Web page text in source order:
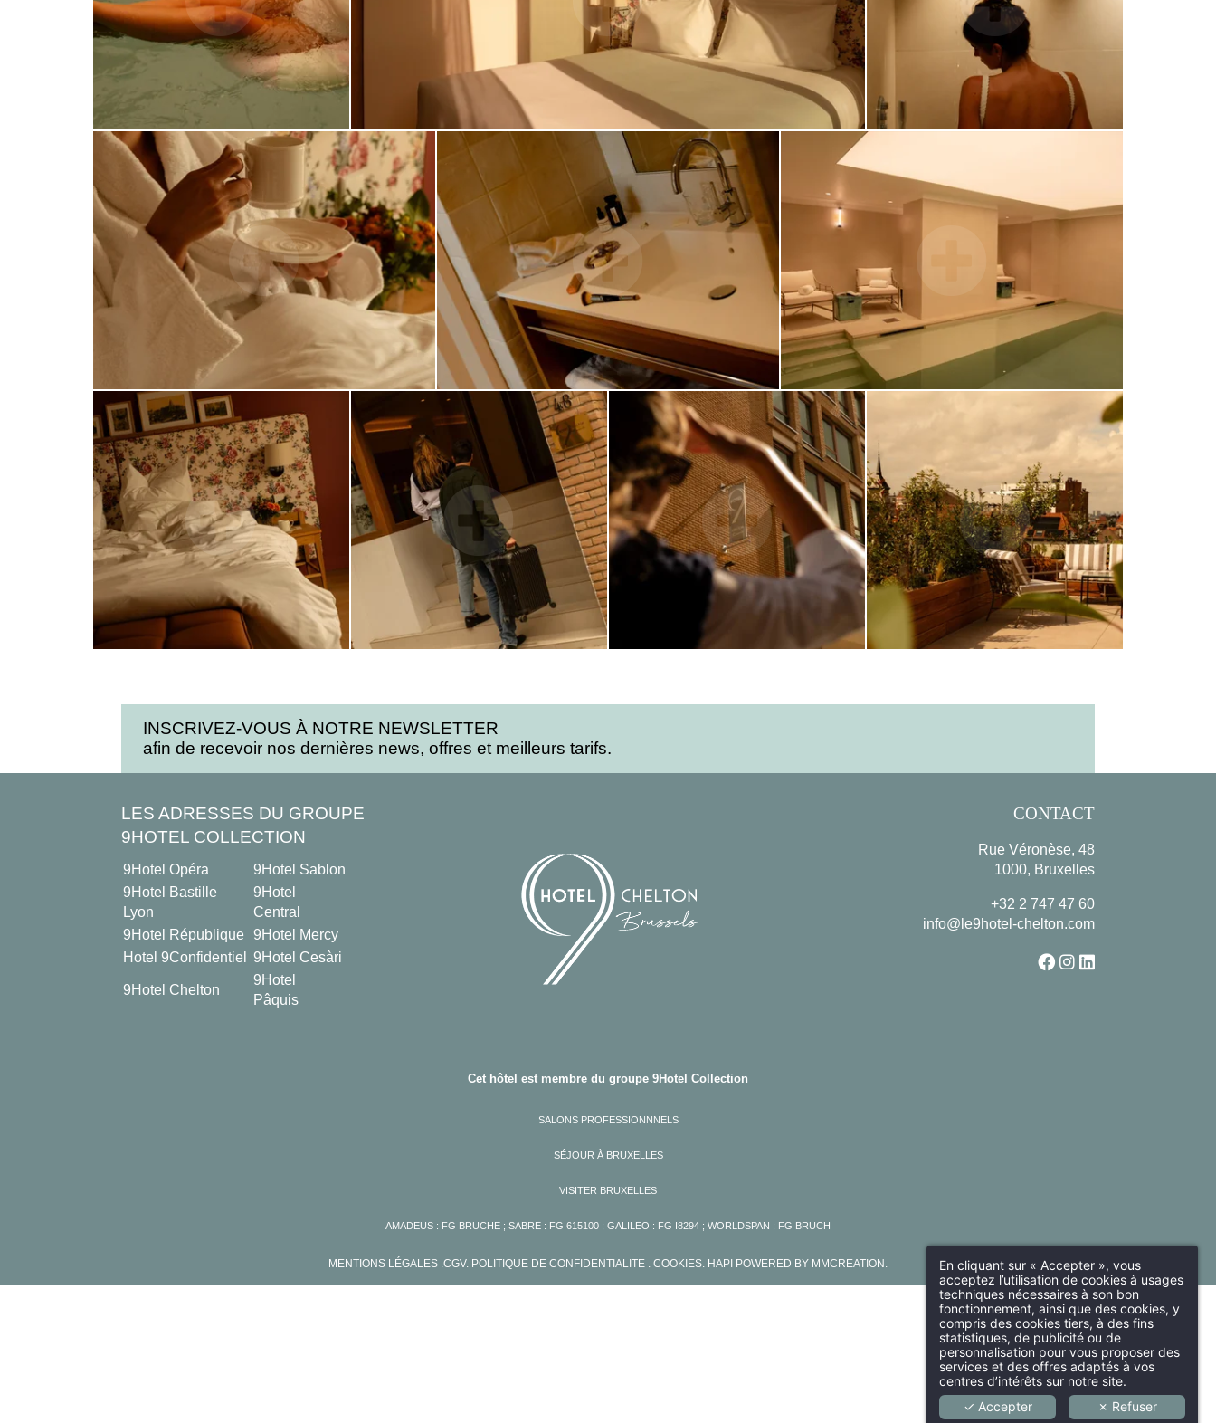
INSCRIVEZ-VOUS À NOTRE NEWSLETTER
afin de recevoir nos dernières news, offres et meilleurs tarifs.
LES ADRESSES DU GROUPE
9HOTEL COLLECTION
9Hotel Opéra
9Hotel Sablon
9Hotel Bastille
Lyon
9Hotel
Central
9Hotel République
9Hotel Mercy
Hotel 9Confidentiel
9Hotel Cesàri
9Hotel Chelton
9Hotel
Pâquis
CONTACT
Rue Véronèse, 48
1000, Bruxelles
+32 2 747 47 60
info@le9hotel-chelton.com
Cet hôtel est membre du groupe 9Hotel Collection
SALONS PROFESSIONNNELS
SÉJOUR À BRUXELLES
VISITER BRUXELLES
AMADEUS : FG BRUCHE ; SABRE : FG 615100 ; GALILEO : FG I8294 ; WORLDSPAN : FG BRUCH
MENTIONS LÉGALES .CGV. POLITIQUE DE CONFIDENTIALITE . COOKIES. HAPI POWERED BY MMCREATION .
FR EN NL
En cliquant sur « Accepter », vous
acceptez l’utilisation de cookies à usages
techniques nécessaires à son bon
fonctionnement, ainsi que des cookies, y
compris des cookies tiers, à des fins
statistiques, de publicité ou de
personnalisation pour vous proposer des
services et des offres adaptés à vos
centres d’intérêts sur notre site.
✓ Accepter
✗ Refuser